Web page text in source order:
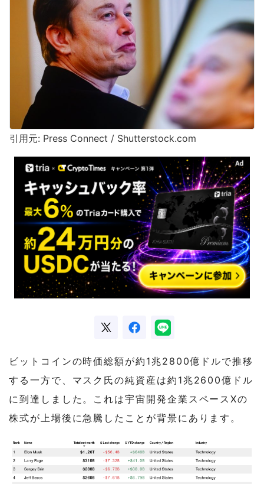
引用元: Press Connect / Shutterstock.com
ビットコインの時価総額が約1兆2800億ドルで推移
する一方で、マスク氏の純資産は約1兆2600億ドル
に到達しました。これは宇宙開発企業スペースXの
株式が上場後に急騰したことが背景にあります。